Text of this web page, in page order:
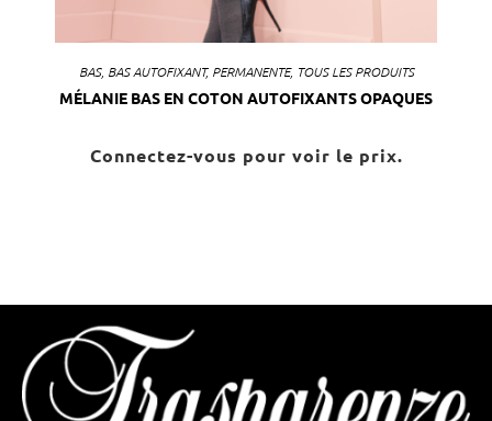
BAS, BAS AUTOFIXANT, PERMANENTE, TOUS LES PRODUITS
MÉLANIE BAS EN COTON AUTOFIXANTS OPAQUES
Connectez-vous pour voir le prix.